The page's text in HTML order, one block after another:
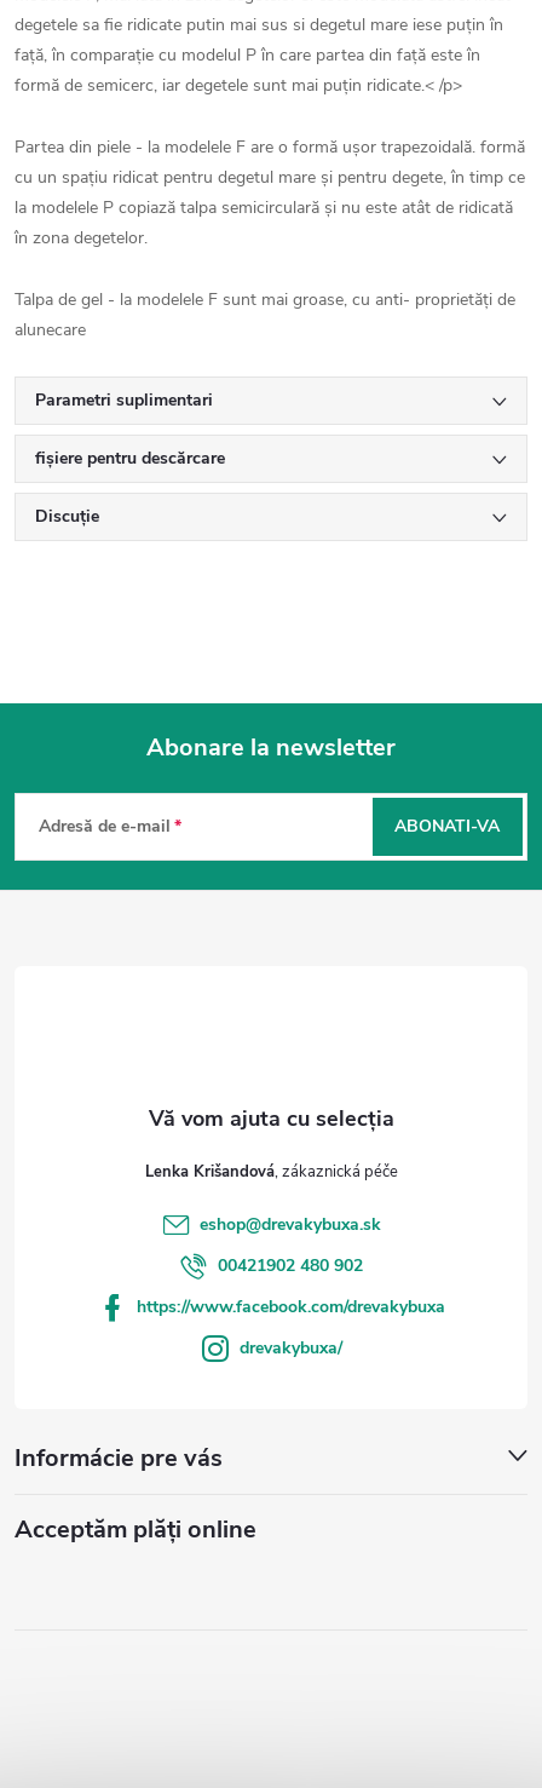
degetele sa fie ridicate putin mai sus si degetul mare iese puțin în
față, în comparație cu modelul P în care partea din față este în
formă de semicerc, iar degetele sunt mai puțin ridicate.< /p>
Partea din piele - la modelele F are o formă ușor trapezoidală. formă
cu un spațiu ridicat pentru degetul mare și pentru degete, în timp ce
la modelele P copiază talpa semicirculară și nu este atât de ridicată
în zona degetelor.
Talpa de gel - la modelele F sunt mai groase, cu anti- proprietăți de
alunecare
Parametri suplimentari
fișiere pentru descărcare
Discuţie
S
b
s
Abonare la newsletter
Adresă de e-mail ABONATI-VA
Lenka Krišandová
eshop@drevakybuxa.sk
00421902 480 902
https://www.facebook.com/drevakybuxa
drevakybuxa/
Informácie pre vás
Acceptăm plăţi online